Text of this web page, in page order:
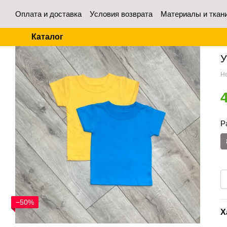
Оплата и доставка Условия возврата
Материалы и
Каталог
−50%